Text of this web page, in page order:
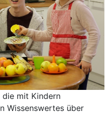
die mit Kindern
Wissenswertes über